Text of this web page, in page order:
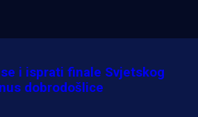
i isprati finale Svjetskog
dobrodošlice